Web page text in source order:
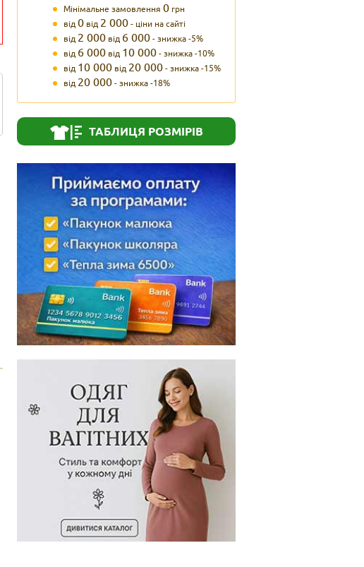
Мінімальне замовлення 0 грн
від0 від 2 000- ціни на сайті
від 2 000 від 6 000- знижка -5%
від 6 000 від 10 000- знижка -10%
від 10 000 від 20 000- знижка -15%
від 20 000- знижка -18%
ТАБЛИЦЯ РОЗМІРІВ